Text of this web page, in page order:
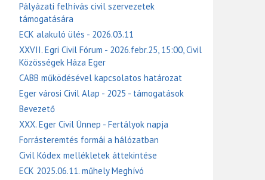
Pályázati felhívás civil szervezetek
támogatására
ECK alakuló ülés - 2026.03.11
XXVII. Egri Civil Fórum - 2026.febr.25, 15:00, Civil
Közösségek Háza Eger
CABB működésével kapcsolatos határozat
Eger városi Civil Alap - 2025 - támogatások
Bevezető
XXX. Eger Civil Ünnep - Fertályok napja
Forrásteremtés formái a hálózatban
Civil Kódex mellékletek áttekintése
ECK 2025.06.11. műhely Meghívó